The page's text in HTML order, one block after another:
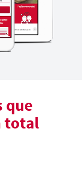
que
total